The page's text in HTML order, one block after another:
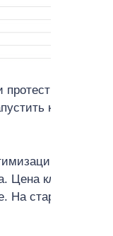
протестировал
Цена клика на
На старте